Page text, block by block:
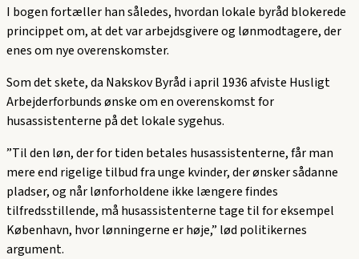
I bogen fortæller han således, hvordan lokale byråd blokerede
princippet om, at det var arbejdsgivere og lønmodtagere, der
enes om nye overenskomster.
Som det skete, da Nakskov Byråd i april 1936 afviste Husligt
Arbejderforbunds ønske om en overenskomst for
husassistenterne på det lokale sygehus.
”Til den løn, der for tiden betales husassistenterne, får man
mere end rigelige tilbud fra unge kvinder, der ønsker sådanne
pladser, og når lønforholdene ikke længere findes
tilfredsstillende, må husassistenterne tage til for eksempel
København, hvor lønningerne er høje,” lød politikernes
argument.